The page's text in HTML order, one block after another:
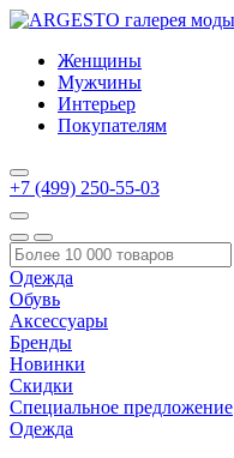
Женщины
Мужчины
Интерьер
Покупателям
+7 (499) 250-55-03
Одежда
Обувь
Аксессуары
Бренды
Новинки
Скидки
Специальное предложение
Одежда